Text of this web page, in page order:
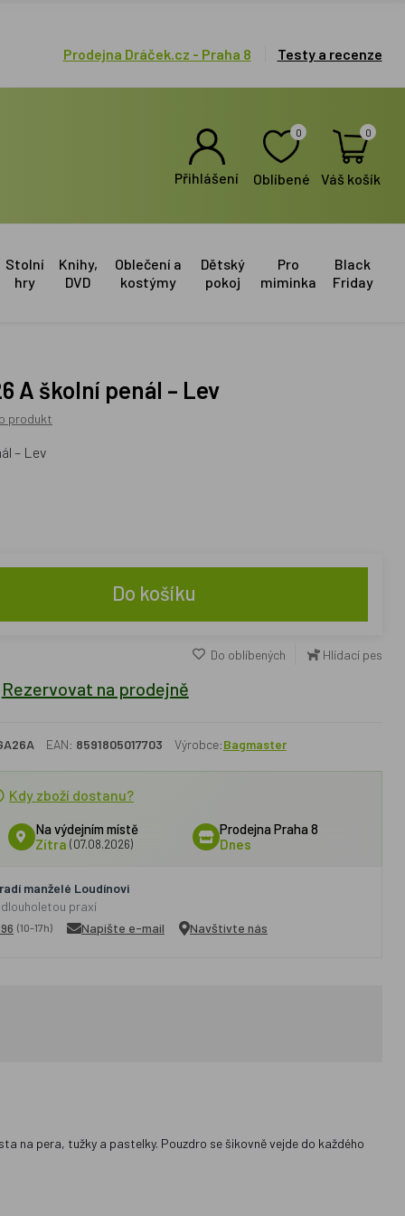
Prodejna Dráček.cz - Praha 8 Testy a recenze
Přihlášení
0
Oblíbené
0
Váš košík
Stolní
hry
Knihy,
DVD
Oblečení a
kostýmy
Dětský
pokoj
Pro
miminka
Black
Friday
A školní penál – Lev
produkt
– Lev
Do košíku
Do oblíbených Hlídací pes
Rezervovat na prodejně
EAN: 8591805017703 Výrobce:Bagmaster
Kdy zboží dostanu?
Na výdejním místě
Zítra (07.08.2026)
Prodejna Praha 8
Dnes
manželé Loudínovi
praxí
(10-17h) Napište e-mail Navštivte nás
na pera, tužky a pastelky. Pouzdro se šikovně vejde do každého